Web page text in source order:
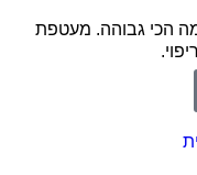
הכי גבוהה. מעטפת